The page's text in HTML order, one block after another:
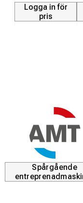
Logga in för
pris
Spårgående